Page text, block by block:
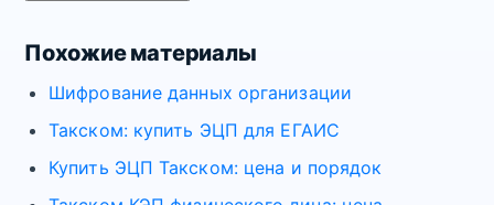
Похожие материалы
Шифрование данных организации
Такском: купить ЭЦП для ЕГАИС
Купить ЭЦП Такском: цена и порядок